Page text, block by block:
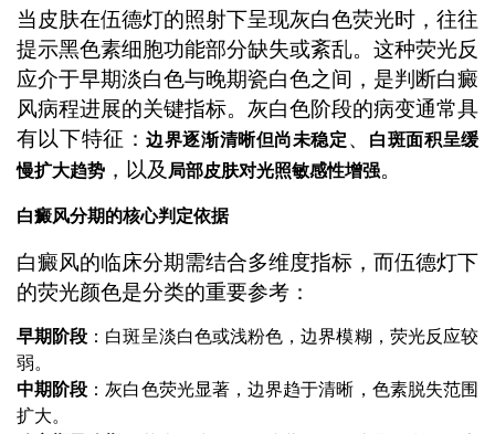
当皮肤在伍德灯的照射下呈现灰白色荧光时，往往
提示黑色素细胞功能部分缺失或紊乱。这种荧光反
应介于早期淡白色与晚期瓷白色之间，是判断白癜
风病程进展的关键指标。灰白色阶段的病变通常具
有以下特征：边界逐渐清晰但尚未稳定 、
白斑面积呈缓
慢扩大趋势，以及 局部皮肤对光照敏感性增强。
白癜风分期的核心判定依据
白癜风的临床分期需结合多维度指标，而伍德灯下
的荧光颜色是分类的重要参考：
早期阶段 ：白斑呈淡白色或浅粉色，边界模糊，荧光反应较
弱。
中期阶段 ：灰白色荧光显著，边界趋于清晰，色素脱失范围
扩大。